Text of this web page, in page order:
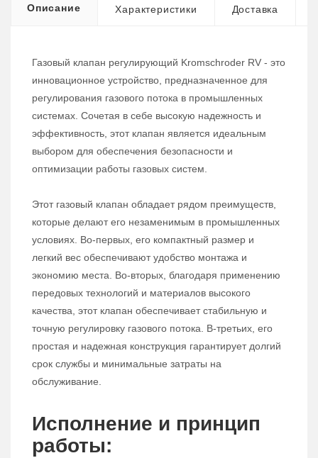
Описание Характеристики Доставка
Газовый клапан регулирующий Kromschroder RV - это
инновационное устройство, предназначенное для
регулирования газового потока в промышленных
системах. Сочетая в себе высокую надежность и
эффективность, этот клапан является идеальным
выбором для обеспечения безопасности и
оптимизации работы газовых систем.
Этот газовый клапан обладает рядом преимуществ,
которые делают его незаменимым в промышленных
условиях. Во-первых, его компактный размер и
легкий вес обеспечивают удобство монтажа и
экономию места. Во-вторых, благодаря применению
передовых технологий и материалов высокого
качества, этот клапан обеспечивает стабильную и
точную регулировку газового потока. В-третьих, его
простая и надежная конструкция гарантирует долгий
срок службы и минимальные затраты на
обслуживание.
Исполнение и принцип
работы: